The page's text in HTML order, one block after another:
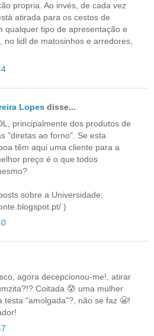
propria. Ao invés, de cada vez
atirada para os cestos de
qualquer tipo de apresentação e
no lidl de matosinhos e arredores,
Lopes disse...
principalmente dos produtos de
"diretas ao forno". Se esta
têm aqui uma cliente para a
preço é o que todos
sobre a Universidade:
)
agora decepcionou-me!, atirar
Coitada 😰 uma mulher
testa "amolgada"?, não se faz 😬!